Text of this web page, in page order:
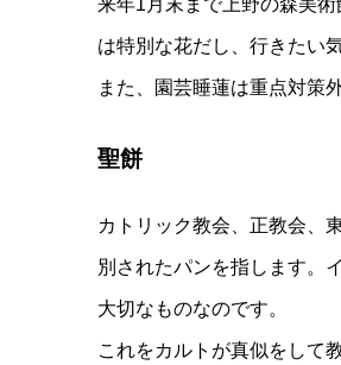
は特別な花だし、行きたい
また、園芸睡蓮は重点対策
聖餅
カトリック教会、正教会、
別されたパンを指します。
大切なものなのです。
これをカルトが真似をして